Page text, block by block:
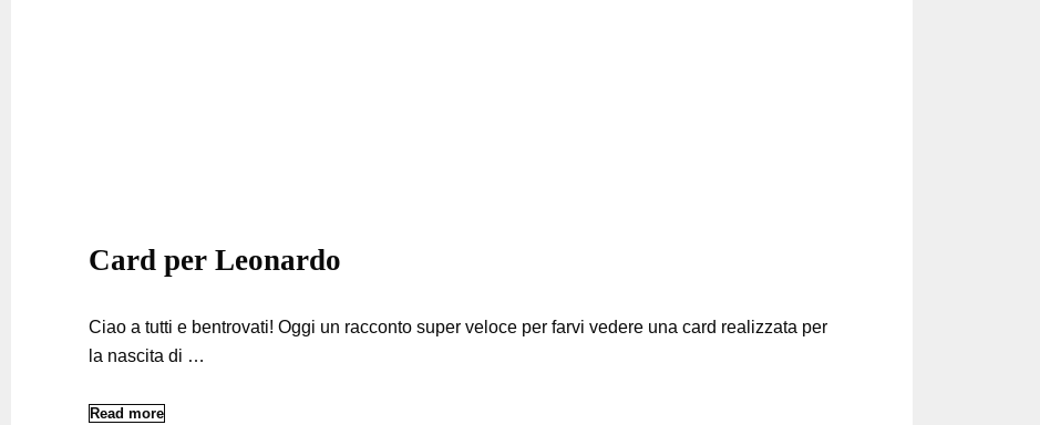
Card per Leonardo
Ciao a tutti e bentrovati! Oggi un racconto super veloce per farvi vedere una card realizzata per
la nascita di …
Read more